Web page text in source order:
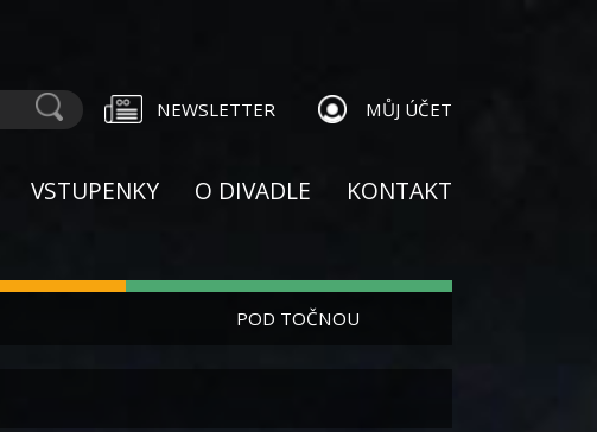
NEWSLETTER MŮJ ÚČET
VSTUPENKY O DIVADLE KONTAKT
POD TOČNOU